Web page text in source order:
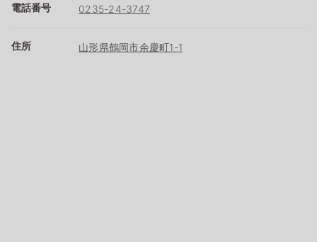
電話番号 0235-24-3747
住所 山形県鶴岡市余慶町1-1